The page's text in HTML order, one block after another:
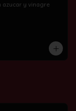
azucar y vinagre